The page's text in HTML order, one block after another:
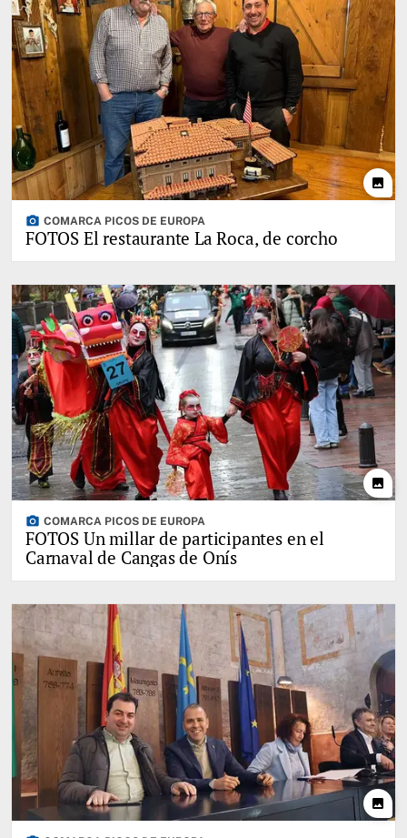
photo
photo_camera COMARCA PICOS DE EUROPA
FOTOS El restaurante La Roca, de corcho
photo
photo_camera COMARCA PICOS DE EUROPA
FOTOS Un millar de participantes en el
Carnaval de Cangas de Onís
photo